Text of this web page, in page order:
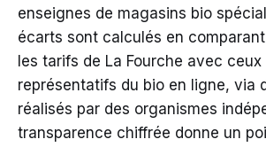
enseignes de magasins bio
écarts sont calculés en
les tarifs de La Fourche avec ceux
représentatifs du bio en ligne, via
réalisés par des organismes
transparence chiffrée donne un